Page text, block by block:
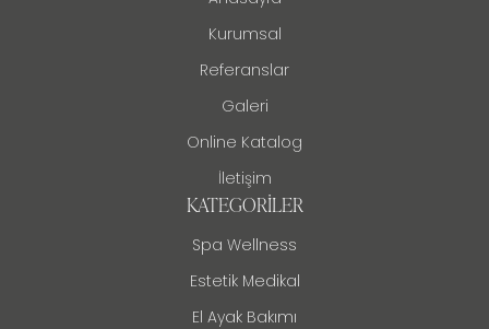
Kurumsal
Referanslar
Galeri
Online Katalog
İletişim
KATEGORILER
Spa Wellness
Estetik Medikal
El Ayak Bakımı